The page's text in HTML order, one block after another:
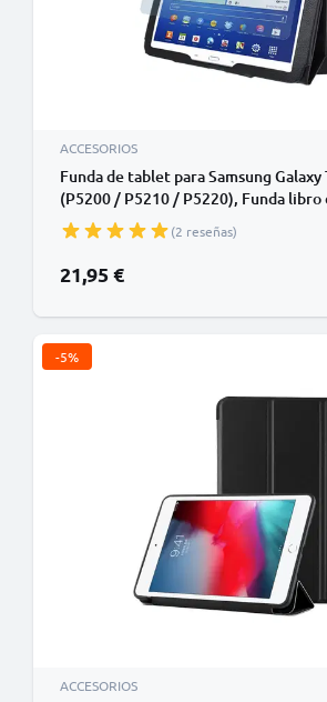
ACCESORIOS
Funda de tablet para Samsung Galaxy
(P5200 / P5210 / P5220), Funda libro
artificial, Protector para tablet con
soporte de color negro, Flip Cover
con tapa para tablet PC
(2 reseñas)
21,95 €
-5%
ACCESORIOS